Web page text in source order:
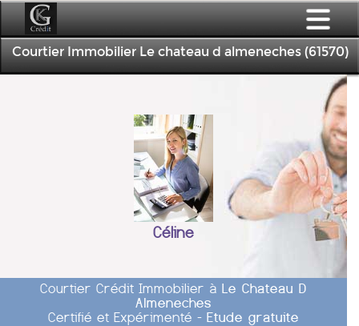
Courtier Immobilier Le chateau d almeneches (61570)
Céline
Courtier Crédit Immobilier à Le Chateau D
Almeneches
Certifié et Expérimenté - Etude gratuite